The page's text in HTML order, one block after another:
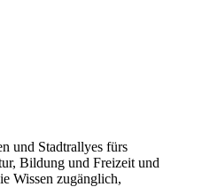
und Stadtrallyes fürs
Bildung und Freizeit und
Wissen zugänglich,